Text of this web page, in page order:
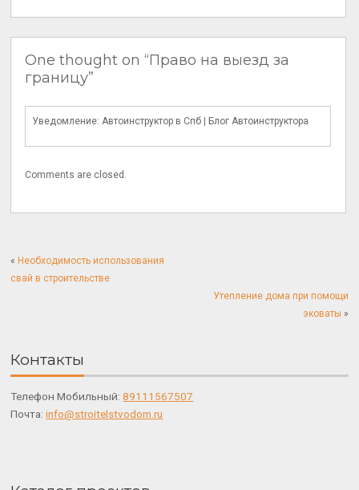
One thought on “Право на выезд за
границу”
Уведомление: Автоинструктор в Спб | Блог Автоинструктора
Comments are closed.
« Необходимость использования
свай в строительстве
Утепление дома при помощи
эковаты »
Контакты
Телефон Мобильный:89111567507
Почта:info@stroitelstvodom.ru